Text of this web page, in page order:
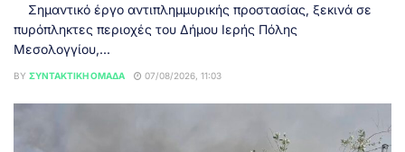
Σημαντικό έργο αντιπλημμυρικής προστασίας, ξεκινά σε
πυρόπληκτες περιοχές του Δήμου Ιερής Πόλης
Μεσολογγίου,...
BY ΣΥΝΤΑΚΤΙΚΉ ΟΜΆΔΑ 07/08/2026, 11:03